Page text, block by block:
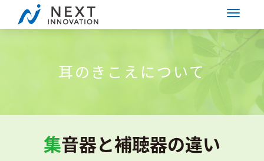
耳のきこえについて
集音器と補聴器の違い